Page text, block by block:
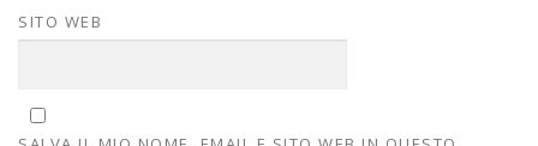
SITO WEB